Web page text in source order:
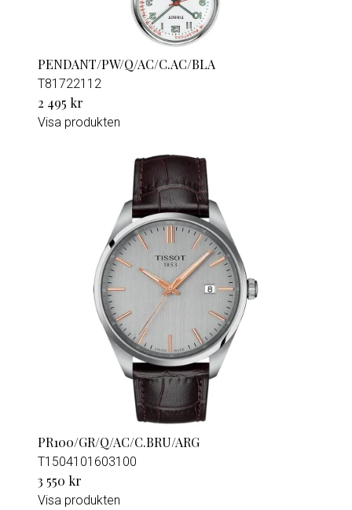
PENDANT/PW/Q/AC/C.AC/BLA
T81722112
2 495 kr
Visa produkten
PR100/GR/Q/AC/C.BRU/ARG
T1504101603100
3 550 kr
Visa produkten